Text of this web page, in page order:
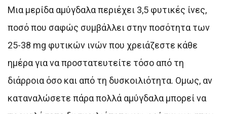
Μια μερίδα αμύγδαλα περιέχει 3,5 φυτικές ίνες,
ποσό που σαφώς συμβάλλει στην ποσότητα των
25-38 mg φυτικών ινών που χρειάζεστε κάθε
ημέρα για να προστατευτείτε τόσο από τη
διάρροια όσο και από τη δυσκοιλιότητα. Ομως, αν
καταναλώσετε πάρα πολλά αμύγδαλα μπορεί να